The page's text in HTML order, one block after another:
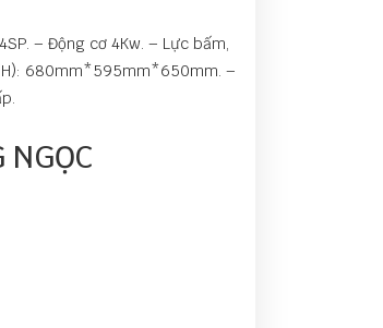
– Động cơ 4Kw. – Lực bấm,
680mm*595mm*650mm. –